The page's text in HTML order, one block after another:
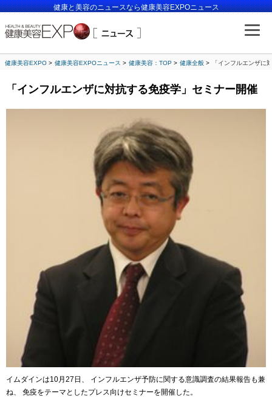
健康と美容のニュースなら健康美容EXPOニュース
健康美容EXPO 健康美容EXPOニュース 健康美容：TOP 健康全般 「インフルエンザに
「インフルエンザに対抗する免疫学」セミナー開催
イムダインは10月27日、 インフルエンザ予防に関する意識調査の結果報告も兼
ね、 免疫をテーマとしたプレス向けセミナーを開催した。